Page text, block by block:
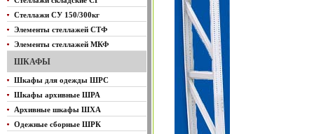
Стеллажи СУ 150/300кг
Элементы стеллажей СТФ
Элементы стеллажей МКФ
ШКАФЫ
Шкафы для одежды ШРС
Шкафы архивные ШРА
Архивные шкафы ШХА
Одежные сборные ШРК